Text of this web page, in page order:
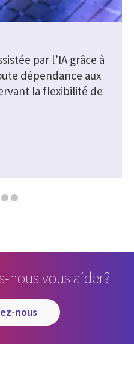
par l’IA grâce à
dépendance aux
la flexibilité de
nous vous aider?
nous